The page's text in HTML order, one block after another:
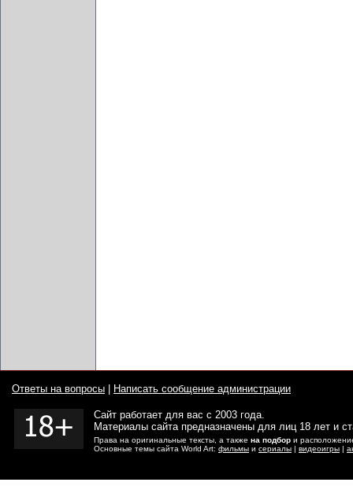
Ответы на вопросы Написать сообщение администрации
Сайт работает для вас с 2003 года.
Материалы сайта предназначены для лиц 18 лет и
Права на оригинальные тексты, а также на подбор и
Основные темы сайта World Art: фильмы и сериалы | видеоигры |